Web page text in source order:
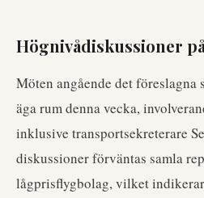
Högnivådiskussioner
Möten angående det föreslagna
äga rum denna vecka,
inklusive transportsekreterare
diskussioner förväntas samla
lågprisflygbolag, vilket